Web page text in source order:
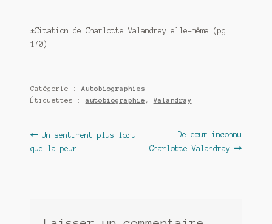
*Citation de Charlotte Valandrey elle-même (pg
170)
Catégorie : Autobiographies
Étiquettes : autobiographie ,Valandray
Navigation
de
Article
précédent :
Un sentiment plus fort
que la peur
Article
suivant :
De cœur inconnu
Charlotte Valandray